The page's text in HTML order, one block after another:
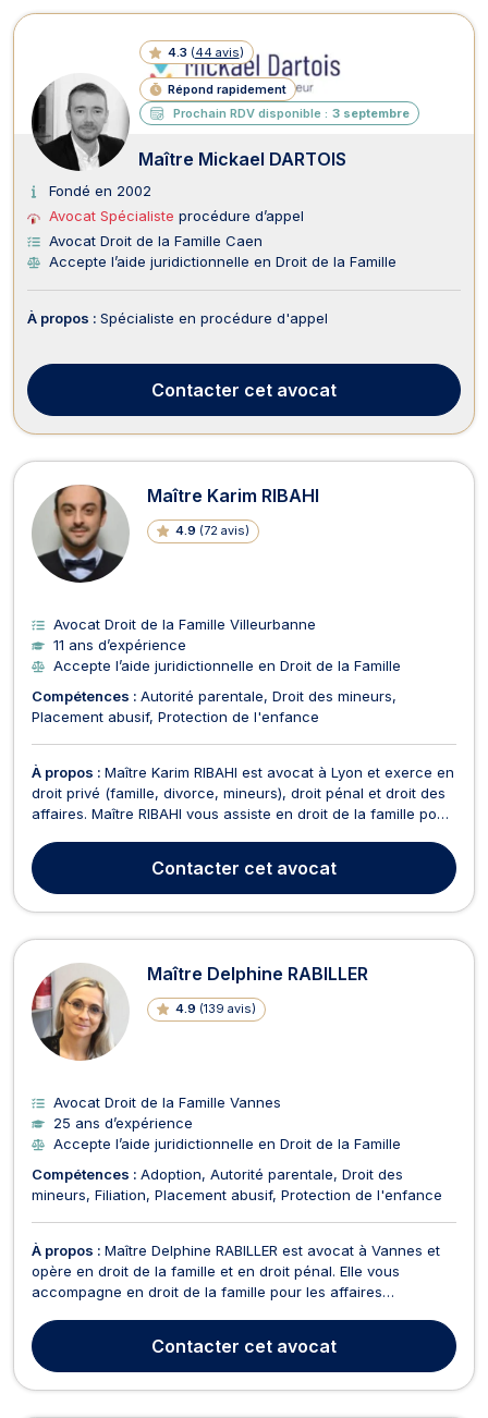
4.3 (44 avis)
Répond rapidement
Prochain RDV disponible : 3 septembre
Maître Mickael DARTOIS
Fondé en 2002
Avocat Spécialiste procédure d’appel
Avocat Droit de la Famille Caen
Accepte l’aide juridictionnelle en Droit de la Famille
À propos : Spécialiste en procédure d'appel
Contacter cet avocat
Maître Karim RIBAHI
4.9 (72 avis)
Avocat Droit de la Famille Villeurbanne
11 ans d’expérience
Accepte l’aide juridictionnelle en Droit de la Famille
Compétences : Autorité parentale Droit des mineurs
Placement abusif Protection de l'enfance
À propos : Maître Karim RIBAHI est avocat à Lyon et exerce en
droit privé (famille, divorce, mineurs), droit pénal et droit des
affaires. Maître RIBAHI vous assiste en droit de la famille pour
rupture d'un PACS, la définition de l'autorité parentale. Maître
RIBAHI intervient en ...Contacter cet avocat
Maître Delphine RABILLER
4.9 (139 avis)
Avocat Droit de la Famille Vannes
25 ans d’expérience
Accepte l’aide juridictionnelle en Droit de la Famille
Compétences : Adoption Autorité parentale Droit des
mineurs Filiation Placement abusif Protection de l'enfance
À propos : Maître Delphine RABILLER est avocat à Vannes et
opère en droit de la famille et en droit pénal. Elle vous
accompagne en droit de la famille pour les affaires
définition de l'autorité parentale, de la pension alimentaire ou
encore de la résidence des enfants. En...
Contacter cet avocat